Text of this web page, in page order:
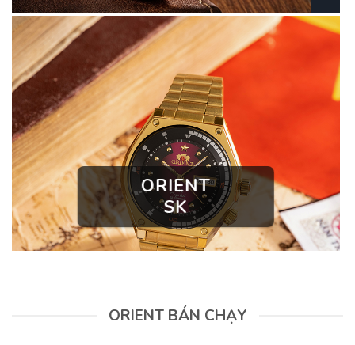
ORIENT
SK
ORIENT BÁN CHẠY